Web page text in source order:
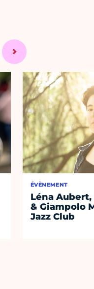
ÉVÈNEMENT
Léna
& Giampolo
Jazz Club